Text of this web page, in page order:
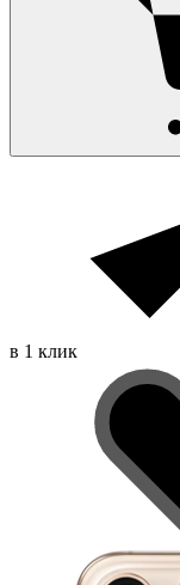
в 1 клик